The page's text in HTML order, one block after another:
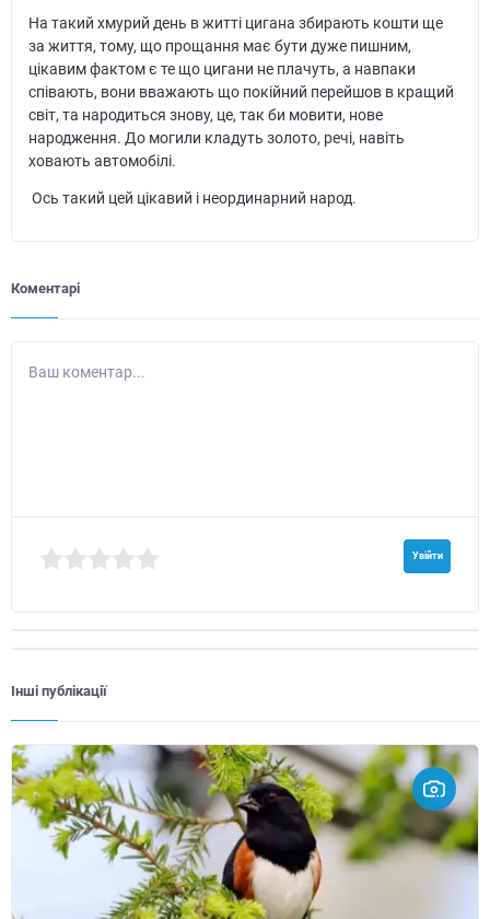
На такий хмурий день в житті цигана збирають кошти ще
за життя, тому, що прощання має бути дуже пишним,
цікавим фактом є те що цигани не плачуть, а навпаки
співають, вони вважають що покійний перейшов в кращий
світ, та народиться знову, це, так би мовити, нове
народження. До могили кладуть золото, речі, навіть
ховають автомобілі.
Ось такий цей цікавий і неординарний народ.
Коментарі
Ваш коментар...
Увійти
Інші публікації